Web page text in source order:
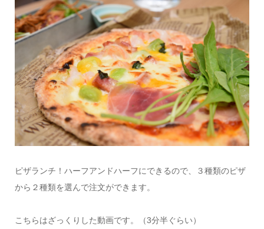
ピザランチ！ハーフアンドハーフにできるので、３種類のピザ
から２種類を選んで注文ができます。
こちらはざっくりした動画です。（3分半ぐらい）